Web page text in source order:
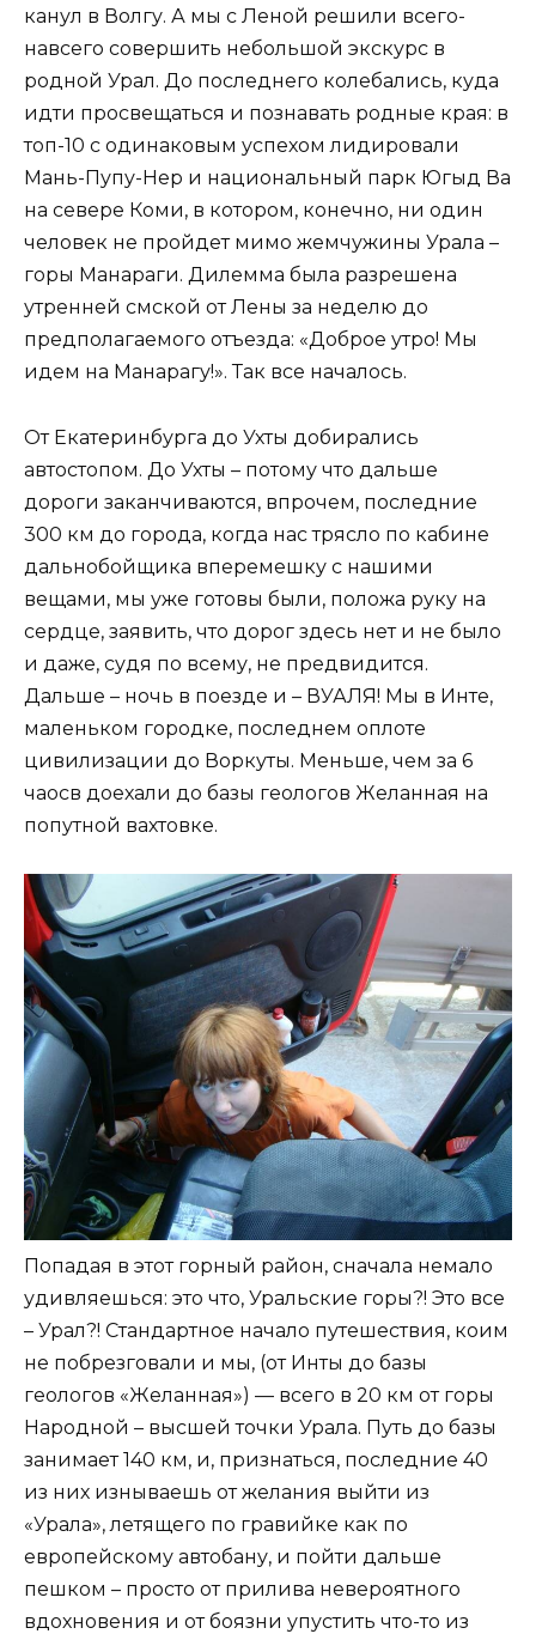
канул в Волгу. А мы с Леной решили всего-
навсего совершить небольшой экскурс в
родной Урал. До последнего колебались, куда
идти просвещаться и познавать родные края: в
топ-10 с одинаковым успехом лидировали
Мань-Пупу-Нер и национальный парк Югыд Ва
на севере Коми, в котором, конечно, ни один
человек не пройдет мимо жемчужины Урала –
горы Манараги. Дилемма была разрешена
утренней смской от Лены за неделю до
предполагаемого отъезда: «Доброе утро! Мы
идем на Манарагу!». Так все началось.
От Екатеринбурга до Ухты добирались
автостопом. До Ухты – потому что дальше
дороги заканчиваются, впрочем, последние
300 км до города, когда нас трясло по кабине
дальнобойщика вперемешку с нашими
вещами, мы уже готовы были, положа руку на
сердце, заявить, что дорог здесь нет и не было
и даже, судя по всему, не предвидится.
Дальше – ночь в поезде и – ВУАЛЯ! Мы в Инте,
маленьком городке, последнем оплоте
цивилизации до Воркуты. Меньше, чем за 6
чаосв доехали до базы геологов Желанная на
попутной вахтовке.
Попадая в этот горный район, сначала немало
удивляешься: это что, Уральские горы?! Это все
– Урал?! Стандартное начало путешествия, коим
не побрезговали и мы, (от Инты до базы
геологов «Желанная») — всего в 20 км от горы
Народной – высшей точки Урала. Путь до базы
занимает 140 км, и, признаться, последние 40
из них изнываешь от желания выйти из
«Урала», летящего по гравийке как по
европейскому автобану, и пойти дальше
пешком – просто от прилива невероятного
вдохновения и от боязни упустить что-то из